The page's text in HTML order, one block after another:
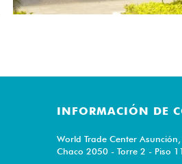
INFORMACIÓN DE
World Trade Center
Chaco 2050 - Torre 2 - Piso 11